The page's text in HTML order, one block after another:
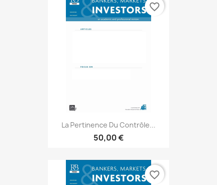
La Pertinence Du Contrôle...
50,00 €
favorite_border
favorite_border